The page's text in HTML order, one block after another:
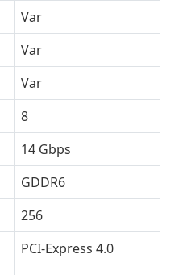
Var
Var
Var
8
14 Gbps
GDDR6
256
PCI-Express 4.0